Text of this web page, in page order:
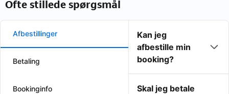
Ofte stillede spørgsmål
Afbestillinger
Betaling
Bookinginfo
Kan jeg
afbestille min
booking?
Skal jeg betale